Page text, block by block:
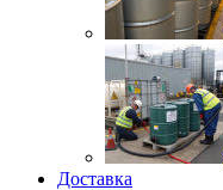
Доставка